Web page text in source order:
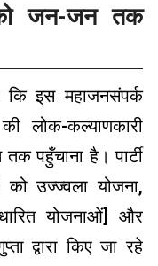
जन-जन तक
कि इस महाजनसंपर्क
लोक-कल्याणकारी
पहुँचाना है। पार्टी
को उज्ज्वला योजना,
योजनाओं] और
द्वारा किए जा रहे